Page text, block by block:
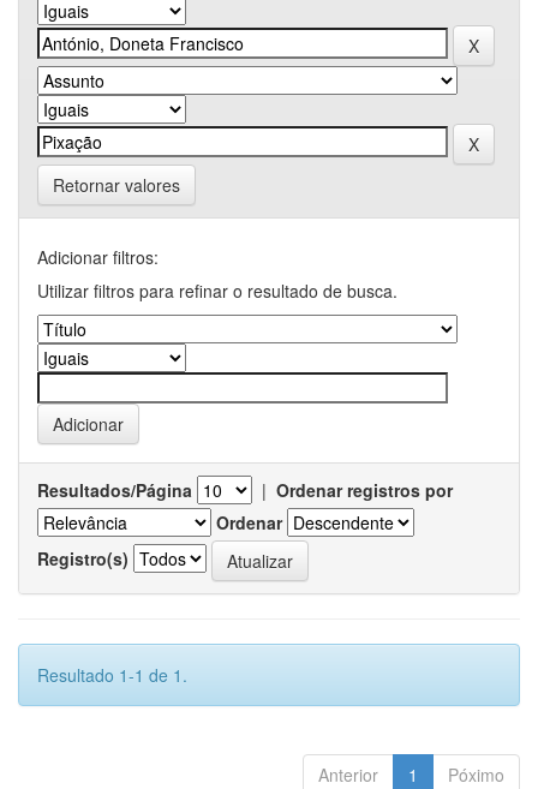
Retornar valores
Adicionar filtros:
Utilizar filtros para refinar o resultado de busca.
Resultados/Página | Ordenar registros por
Ordenar
Registro(s)
Resultado 1-1 de 1.
Anterior 1 Póximo